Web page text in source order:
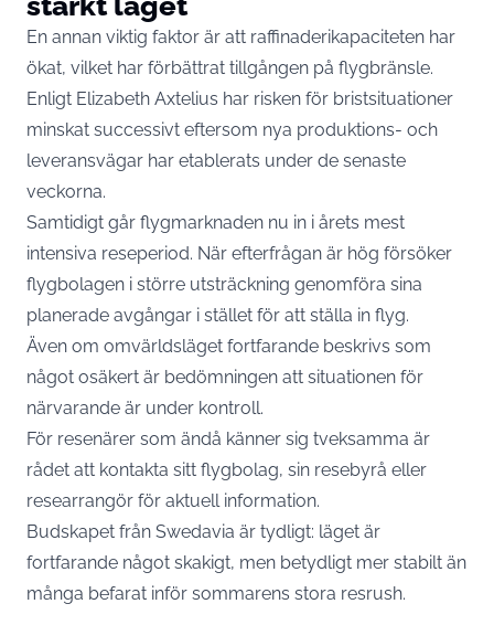
En annan viktig faktor är att raffinaderikapaciteten har
ökat, vilket har förbättrat tillgången på flygbränsle.
Enligt Elizabeth Axtelius har risken för bristsituationer
minskat successivt eftersom nya produktions- och
leveransvägar har etablerats under de senaste
veckorna.
Samtidigt går flygmarknaden nu in i årets mest
intensiva reseperiod. När efterfrågan är hög försöker
flygbolagen i större utsträckning genomföra sina
planerade avgångar i stället för att ställa in flyg.
Även om omvärldsläget fortfarande beskrivs som
något osäkert är bedömningen att situationen för
närvarande är under kontroll.
För resenärer som ändå känner sig tveksamma är
rådet att kontakta sitt flygbolag, sin resebyrå eller
researrangör för aktuell information.
Budskapet från Swedavia är tydligt: läget är
fortfarande något skakigt, men betydligt mer stabilt än
många befarat inför sommarens stora resrush.